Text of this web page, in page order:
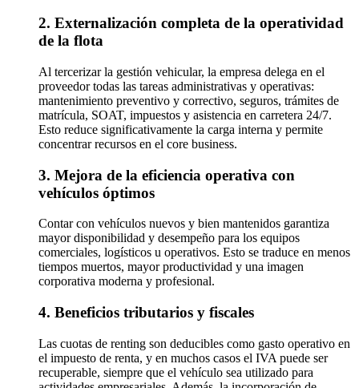
2. Externalización completa de la operatividad
de la flota
Al tercerizar la gestión vehicular, la empresa delega en el
proveedor todas las tareas administrativas y operativas:
mantenimiento preventivo y correctivo, seguros, trámites de
matrícula, SOAT, impuestos y asistencia en carretera 24/7.
Esto reduce significativamente la carga interna y permite
concentrar recursos en el core business.
3. Mejora de la eficiencia operativa con
vehículos óptimos
Contar con vehículos nuevos y bien mantenidos garantiza
mayor disponibilidad y desempeño para los equipos
comerciales, logísticos u operativos. Esto se traduce en menos
tiempos muertos, mayor productividad y una imagen
corporativa moderna y profesional.
4. Beneficios tributarios y fiscales
Las cuotas de renting son deducibles como gasto operativo en
el impuesto de renta, y en muchos casos el IVA puede ser
recuperable, siempre que el vehículo sea utilizado para